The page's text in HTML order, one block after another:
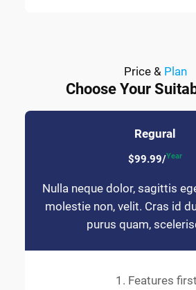
Price & Plan
Choose Your
Regural
$99.99/Year
Nulla neque dolor, sagittis
molestie non, velit. Cras id
purus quam,
Features first